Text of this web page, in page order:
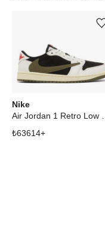
Nike
₺63614+